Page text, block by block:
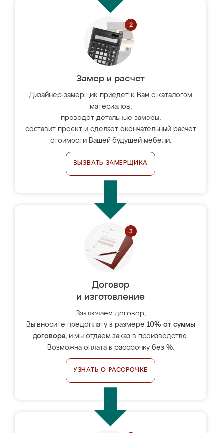
Замер и расчет
Дизайнер-замерщик приедет к Вам с каталогом
материалов,
проведёт детальные замеры,
составит проект и сделает окончательный расчёт
стоимости Вашей будущей мебели.
ВЫЗВАТЬ ЗАМЕРЩИКА
Договор
и изготовление
Заключаем договор,
Вы вносите предоплату в размере 10% от суммы
договора, и мы отдаём заказ в производство.
Возможна оплата в рассрочку без %.
УЗНАТЬ О РАССРОЧКЕ